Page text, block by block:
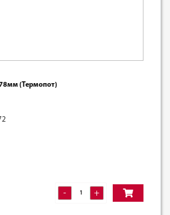
(Термопот)
- +